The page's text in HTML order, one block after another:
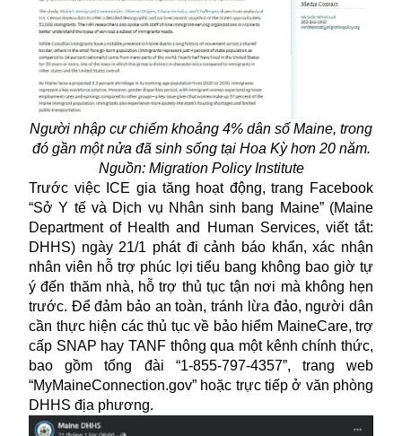
Người nhập cư chiếm khoảng 4% dân số Maine, trong
đó gần một nửa đã sinh sống tại Hoa Kỳ hơn 20 năm.
Nguồn: Migration Policy Institute
Trước việc ICE gia tăng hoạt động, trang Facebook
“Sở Y tế và Dịch vụ Nhân sinh bang Maine” (Maine
Department of Health and Human Services, viết tắt:
DHHS) ngày 21/1 phát đi cảnh báo khẩn, xác nhận
nhân viên hỗ trợ phúc lợi tiểu bang không bao giờ tự
ý đến thăm nhà, hỗ trợ thủ tục tận nơi mà không hẹn
trước. Để đảm bảo an toàn, tránh lừa đảo, người dân
cần thực hiện các thủ tục về bảo hiểm MaineCare, trợ
cấp SNAP hay TANF thông qua một kênh chính thức,
bao gồm tổng đài “1-855-797-4357”, trang web
“MyMaineConnection.gov” hoặc trực tiếp ở văn phòng
DHHS địa phương.